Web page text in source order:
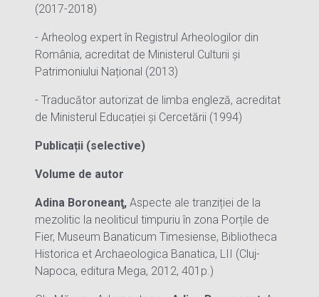
(2017-2018)
- Arheolog expert în Registrul Arheologilor din
România, acreditat de Ministerul Culturii și
Patrimoniului Național (2013)
- Traducător autorizat de limba engleză, acreditat
de Ministerul Educației și Cercetării (1994)
Publicații (selective)
Volume de autor
Adina Boroneanţ, Aspecte ale tranziției de la
mezolitic la neoliticul timpuriu în zona Porțile de
Fier, Museum Banaticum Timesiense, Bibliotheca
Historica et Archaeologica Banatica, LII (Cluj-
Napoca, editura Mega, 2012, 401p.)